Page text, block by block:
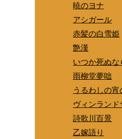
暁のヨナ
アシガール
赤髪の白雪姫
艶漢
いつか死ぬな
雨柳堂夢咄
うるわしの宵
ヴィンランド
詩歌川百景
乙嫁語り